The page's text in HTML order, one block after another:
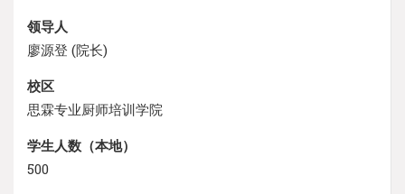
领导人
廖源登 (院长)
校区
思霖专业厨师培训学院
学生人数（本地）
500